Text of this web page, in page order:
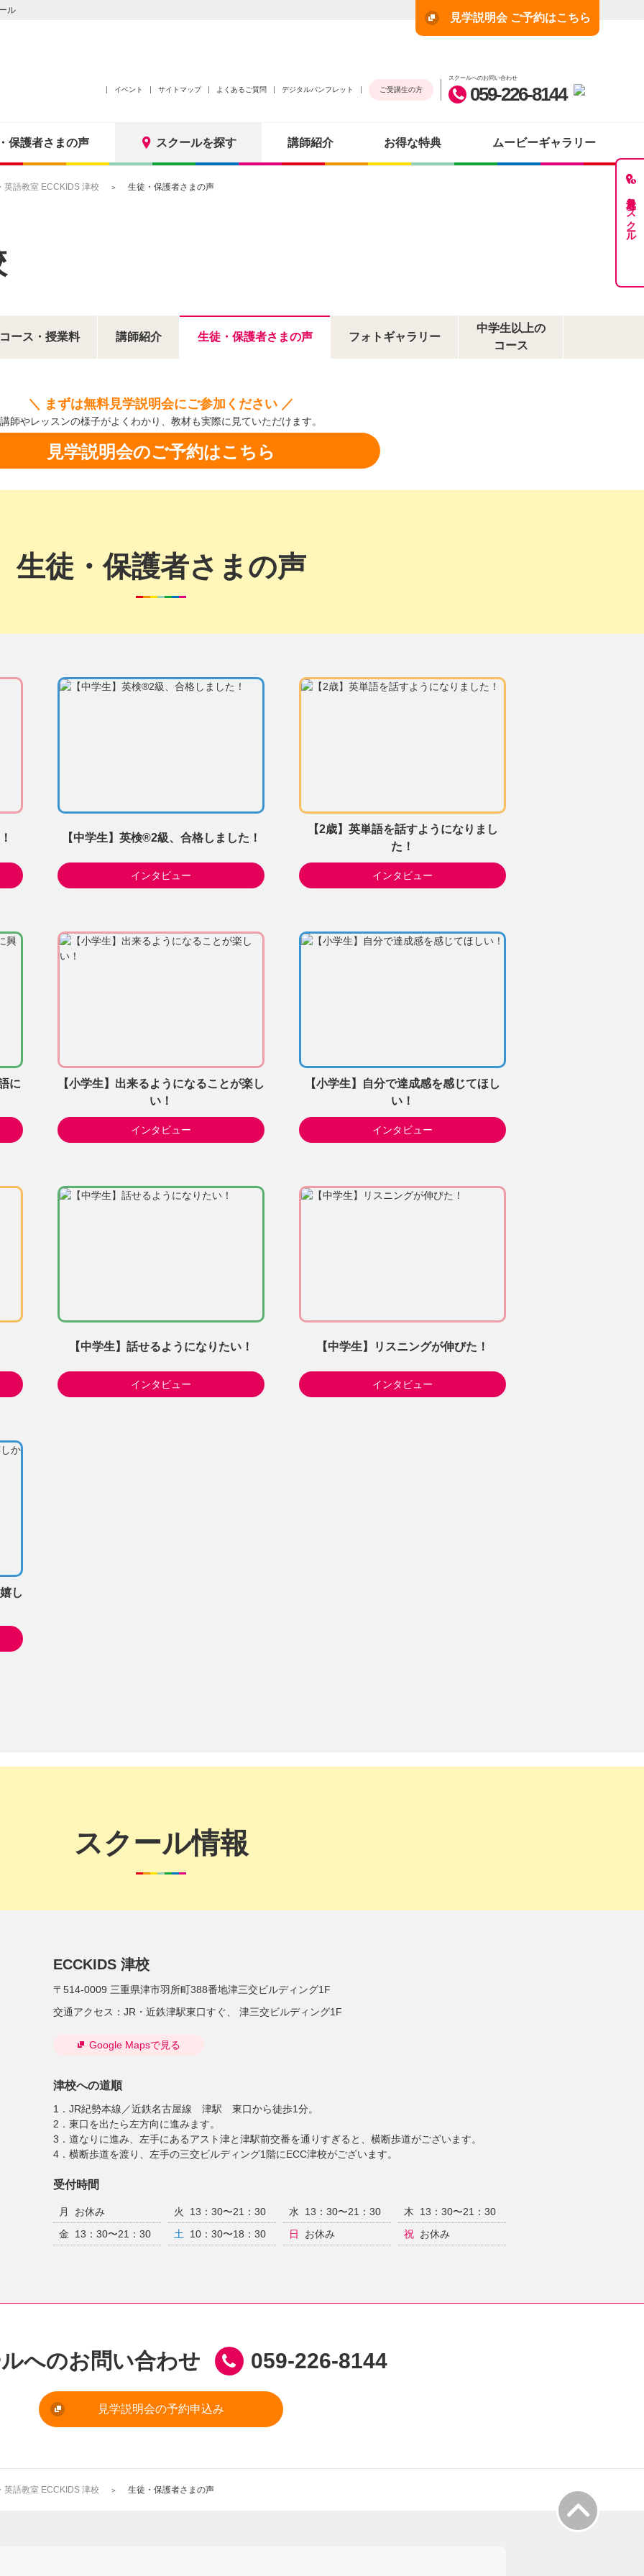
ル
見学説明会 ご予約はこちら
イベント サイトマップ よくあるご質問 デジタルパンフレット ご受講生の方
スクールへのお問い合わせ
059-226-8144
保護者さまの声 スクールを探す 講師紹介 お得な特典 ムービーギャラリー
最近見たスクール
英語教室 ECCKIDS 津校 生徒・保護者さまの声
コース・授業料 講師紹介 生徒・保護者さまの声 フォトギャラリー
中学生以上の
コース
＼ まずは無料見学説明会にご参加ください ／
講師やレッスンの様子がよくわかり、 教材も実際に見ていただけます。
見学説明会のご予約はこちら
生徒・保護者さまの声
【中学生】英検®2級、合格しました！
インタビュー
【2歳】英単語を話すようになりまし
た！
インタビュー
に
【小学生】出来るようになることが楽し
い！
インタビュー
【小学生】自分で達成感を感じてほし
い！
インタビュー
【中学生】話せるようになりたい！
インタビュー
【中学生】リスニングが伸びた！
インタビュー
し
スクール情報
ECCKIDS 津校
〒514-0009 三重県津市羽所町388番地津三交ビルディング1F
交通アクセス： JR・近鉄津駅東口すぐ、 津三交ビルディング1F
Google Mapsで見る
津校への道順
1．JR紀勢本線／近鉄名古屋線 津駅 東口から徒歩1分。
2．東口を出たら左方向に進みます。
3．道なりに進み、左手にあるアスト津と津駅前交番を通りすぎると、横断歩道がございます。
4．横断歩道を渡り、左手の三交ビルディング1階にECC津校がございます。
受付時間
月 お休み 火 13：30〜21：30 水 13：30〜21：30 木
13：30〜21：30
金
13：30〜21：30 土 10：30〜18：30 日 お休み 祝 お休み
へのお問い合わせ 059-226-8144
見学説明会の予約申込み
英語教室 ECCKIDS 津校 生徒・保護者さまの声